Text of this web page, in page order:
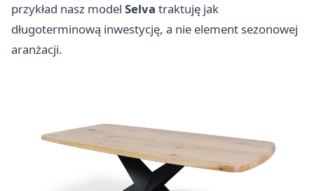
przykład nasz model Selva traktuję jak
długoterminową inwestycję, a nie element sezonowej
aranżacji.